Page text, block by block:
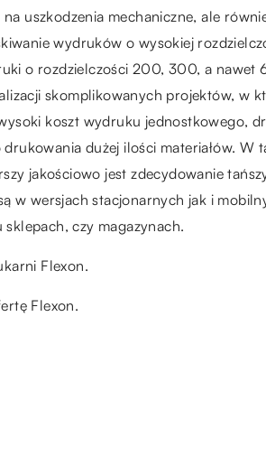
uszkodzenia mechaniczne, ale
wydruków o wysokiej
o rozdzielczości 200, 300, a nawet
skomplikowanych projektów, w
koszt wydruku jednostkowego,
dużej ilości materiałów. W
jakościowo jest zdecydowanie
w wersjach stacjonarnych jak i
czy magazynach.
Flexon.
Flexon.